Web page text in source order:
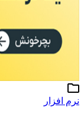
نرم افزار